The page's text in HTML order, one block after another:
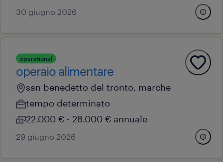
30 giugno 2026
operational
operaio alimentare
san benedetto del tronto, marche
tempo determinato
22.000 € - 28.000 € annuale
29 giugno 2026